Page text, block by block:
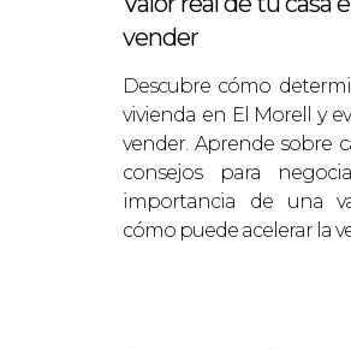
Esme y Gerard
planificada,
2. Aumento del
Antonio, un
renovaciones
potenciales,
vender
Descubre cómo
vivienda en El Morell y
vender. Aprende sobre
consejos para
importancia de una
cómo puede acelerar la